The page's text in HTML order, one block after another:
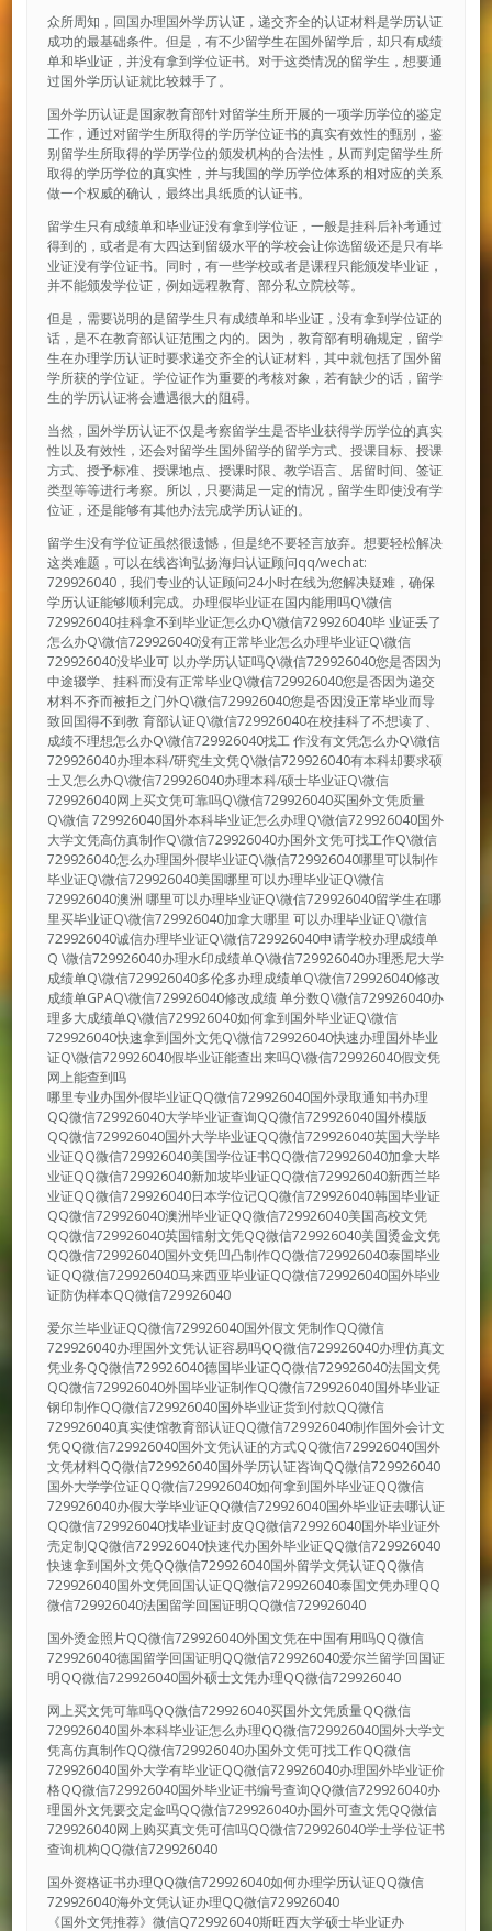
众所周知，回国办理国外学历认证，递交齐全的认证材料是学历认证
成功的最基础条件。但是，有不少留学生在国外留学后，却只有成绩
单和毕业证，并没有拿到学位证书。对于这类情况的留学生，想要通
过国外学历认证就比较棘手了。
国外学历认证是国家教育部针对留学生所开展的一项学历学位的鉴定
工作，通过对留学生所取得的学历学位证书的真实有效性的甄别，鉴
别留学生所取得的学历学位的颁发机构的合法性，从而判定留学生所
取得的学历学位的真实性，并与我国的学历学位体系的相对应的关系
做一个权威的确认，最终出具纸质的认证书。
留学生只有成绩单和毕业证没有拿到学位证，一般是挂科后补考通过
得到的，或者是有大四达到留级水平的学校会让你选留级还是只有毕
业证没有学位证书。同时，有一些学校或者是课程只能颁发毕业证，
并不能颁发学位证，例如远程教育、部分私立院校等。
但是，需要说明的是留学生只有成绩单和毕业证，没有拿到学位证的
话，是不在教育部认证范围之内的。因为，教育部有明确规定，留学
生在办理学历认证时要求递交齐全的认证材料，其中就包括了国外留
学所获的学位证。学位证作为重要的考核对象，若有缺少的话，留学
生的学历认证将会遭遇很大的阻碍。
当然，国外学历认证不仅是考察留学生是否毕业获得学历学位的真实
性以及有效性，还会对留学生国外留学的留学方式、授课目标、授课
方式、授予标准、授课地点、授课时限、教学语言、居留时间、签证
类型等等进行考察。所以，只要满足一定的情况，留学生即使没有学
位证，还是能够有其他办法完成学历认证的。
留学生没有学位证虽然很遗憾，但是绝不要轻言放弃。想要轻松解决
这类难题，可以在线咨询弘扬海归认证顾问qq/wechat:
729926040，我们专业的认证顾问24小时在线为您解决疑难，确保
学历认证能够顺利完成。办理假毕业证在国内能用吗Q\微信
729926040挂科拿不到毕业证怎么办Q\微信729926040毕 业证丢了
怎么办Q\微信729926040没有正常毕业怎么办理毕业证Q\微信
729926040没毕业可 以办学历认证吗Q\微信729926040您是否因为
中途辍学、挂科而没有正常毕业Q\微信729926040您是否因为递交
材料不齐而被拒之门外Q\微信729926040您是否因没正常毕业而导
致回国得不到教 育部认证Q\微信729926040在校挂科了不想读了、
成绩不理想怎么办Q\微信729926040找工 作没有文凭怎么办Q\微信
729926040办理本科/研究生文凭Q\微信729926040有本科却要求硕
士又怎么办Q\微信729926040办理本科/硕士毕业证Q\微信
729926040网上买文凭可靠吗Q\微信729926040买国外文凭质量
Q\微信 729926040国外本科毕业证怎么办理Q\微信729926040国外
大学文凭高仿真制作Q\微信729926040办国外文凭可找工作Q\微信
729926040怎么办理国外假毕业证Q\微信729926040哪里可以制作
毕业证Q\微信729926040美国哪里可以办理毕业证Q\微信
729926040澳洲 哪里可以办理毕业证Q\微信729926040留学生在哪
里买毕业证Q\微信729926040加拿大哪里 可以办理毕业证Q\微信
729926040诚信办理毕业证Q\微信729926040申请学校办理成绩单
Q \微信729926040办理水印成绩单Q\微信729926040办理悉尼大学
成绩单Q\微信729926040多伦多办理成绩单Q\微信729926040修改
成绩单GPAQ\微信729926040修改成绩 单分数Q\微信729926040办
理多大成绩单Q\微信729926040如何拿到国外毕业证Q\微信
729926040快速拿到国外文凭Q\微信729926040快速办理国外毕业
证Q\微信729926040假毕业证能查出来吗Q\微信729926040假文凭
网上能查到吗
哪里专业办国外假毕业证QQ微信729926040国外录取通知书办理
QQ微信729926040大学毕业证查询QQ微信729926040国外模版
QQ微信729926040国外大学毕业证QQ微信729926040英国大学毕
业证QQ微信729926040美国学位证书QQ微信729926040加拿大毕
业证QQ微信729926040新加坡毕业证QQ微信729926040新西兰毕
业证QQ微信729926040日本学位记QQ微信729926040韩国毕业证
QQ微信729926040澳洲毕业证QQ微信729926040美国高校文凭
QQ微信729926040英国镭射文凭QQ微信729926040美国烫金文凭
QQ微信729926040国外文凭凹凸制作QQ微信729926040泰国毕业
证QQ微信729926040马来西亚毕业证QQ微信729926040国外毕业
证防伪样本QQ微信729926040
爱尔兰毕业证QQ微信729926040国外假文凭制作QQ微信
729926040办理国外文凭认证容易吗QQ微信729926040办理仿真文
凭业务QQ微信729926040德国毕业证QQ微信729926040法国文凭
QQ微信729926040外国毕业证制作QQ微信729926040国外毕业证
钢印制作QQ微信729926040国外毕业证货到付款QQ微信
729926040真实使馆教育部认证QQ微信729926040制作国外会计文
凭QQ微信729926040国外文凭认证的方式QQ微信729926040国外
文凭材料QQ微信729926040国外学历认证咨询QQ微信729926040
国外大学学位证QQ微信729926040如何拿到国外毕业证QQ微信
729926040办假大学毕业证QQ微信729926040国外毕业证去哪认证
QQ微信729926040找毕业证封皮QQ微信729926040国外毕业证外
壳定制QQ微信729926040快速代办国外毕业证QQ微信729926040
快速拿到国外文凭QQ微信729926040国外留学文凭认证QQ微信
729926040国外文凭回国认证QQ微信729926040泰国文凭办理QQ
微信729926040法国留学回国证明QQ微信729926040
国外烫金照片QQ微信729926040外国文凭在中国有用吗QQ微信
729926040德国留学回国证明QQ微信729926040爱尔兰留学回国证
明QQ微信729926040国外硕士文凭办理QQ微信729926040
网上买文凭可靠吗QQ微信729926040买国外文凭质量QQ微信
729926040国外本科毕业证怎么办理QQ微信729926040国外大学文
凭高仿真制作QQ微信729926040办国外文凭可找工作QQ微信
729926040国外大学有毕业证QQ微信729926040办理国外毕业证价
格QQ微信729926040国外毕业证书编号查询QQ微信729926040办
理国外文凭要交定金吗QQ微信729926040办国外可查文凭QQ微信
729926040网上购买真文凭可信吗QQ微信729926040学士学位证书
查询机构QQ微信729926040
国外资格证书办理QQ微信729926040如何办理学历认证QQ微信
729926040海外文凭认证办理QQ微信729926040
《国外文凭推荐》微信Q729926040斯旺西大学硕士毕业证办